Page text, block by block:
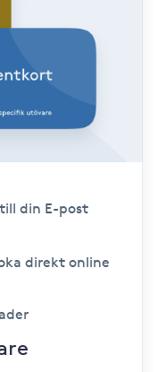
din E-post
direkt online